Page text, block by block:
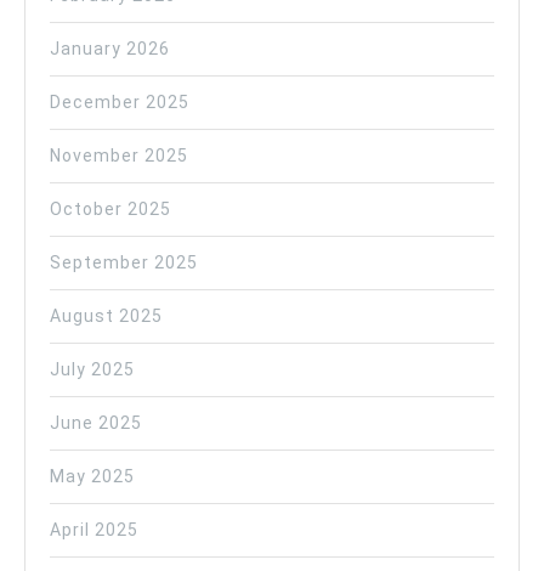
January 2026
December 2025
November 2025
October 2025
September 2025
August 2025
July 2025
June 2025
May 2025
April 2025